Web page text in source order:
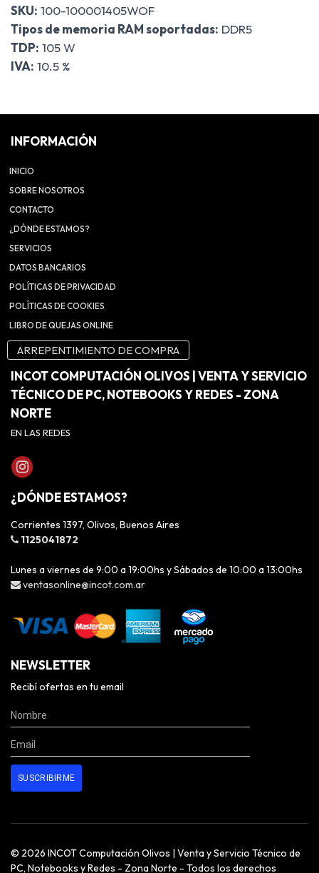
SKU: 100-100001405WOF
Tipos de memoria RAM soportadas: DDR5
TDP: 105 W
IVA: 10.5 %
INFORMACIÓN
INICIO
SOBRE NOSOTROS
CONTACTO
¿DÓNDE ESTAMOS?
SERVICIOS
DATOS BANCARIOS
POLÍTICAS DE PRIVACIDAD
POLÍTICAS DE COOKIES
LIBRO DE QUEJAS ONLINE
ARREPENTIMIENTO DE COMPRA
INCOT COMPUTACIÓN OLIVOS | VENTA Y SERVICIO
TÉCNICO DE PC, NOTEBOOKS Y REDES - ZONA
NORTE
EN LAS REDES
¿DÓNDE ESTAMOS?
Corrientes 1397, Olivos, Buenos Aires
1125041872
Lunes a viernes de 9:00 a 19:00hs y Sábados de 10:00 a 13:00hs
ventasonline@incot.com.ar
NEWSLETTER
Recibí ofertas en tu email
© 2026 INCOT Computación Olivos | Venta y Servicio Técnico de
PC, Notebooks y Redes - Zona Norte - Todos los derechos